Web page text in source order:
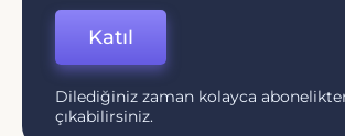
Katıl
Dilediğiniz zaman kolayca
çıkabilirsiniz.